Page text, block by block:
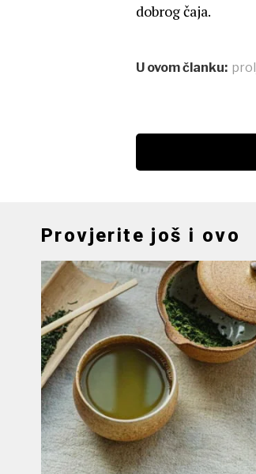
dobrog čaja.
U ovom članku:
Provjerite još i ovo